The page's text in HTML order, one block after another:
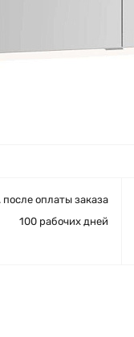
после оплаты заказа
100 рабочих дней